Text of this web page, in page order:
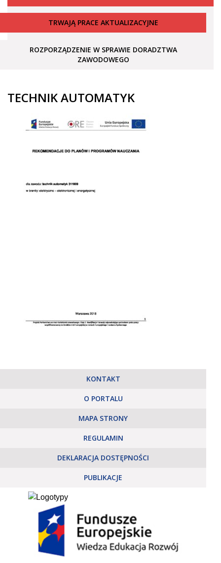
TRWAJĄ PRACE AKTUALIZACYJNE
ROZPORZĄDZENIE W SPRAWIE DORADZTWA
ZAWODOWEGO
TECHNIK AUTOMATYK
KONTAKT
O PORTALU
MAPA STRONY
REGULAMIN
DEKLARACJA DOSTĘPNOŚCI
PUBLIKACJE